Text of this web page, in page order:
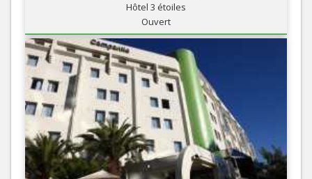
Hôtel 3 étoiles
Ouvert